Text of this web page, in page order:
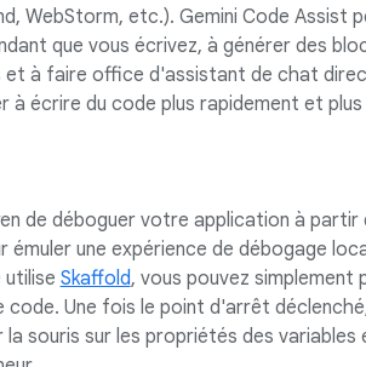
WebStorm, etc.). Gemini Code Assist
que vous écrivez, à générer des
à faire office d'assistant de chat
à écrire du code plus rapidement et
de déboguer votre application à partir
émuler une expérience de débogage
utilise Skaffold, vous pouvez simplement
Une fois le point d'arrêt
souris sur les propriétés des